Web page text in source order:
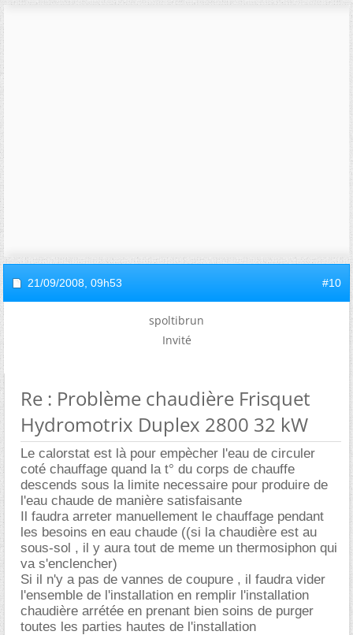
21/09/2008, 09h53 #10
spoltibrun
Invité
Re : Problème chaudière Frisquet
Hydromotrix Duplex 2800 32 kW
Le calorstat est là pour empècher l'eau de circuler
coté chauffage quand la t° du corps de chauffe
descends sous la limite necessaire pour produire de
l'eau chaude de manière satisfaisante
Il faudra arreter manuellement le chauffage pendant
les besoins en eau chaude ((si la chaudière est au
sous-sol , il y aura tout de meme un thermosiphon qui
va s'enclencher)
Si il n'y a pas de vannes de coupure , il faudra vider
l'ensemble de l'installation en remplir l'installation
chaudière arrétée en prenant bien soins de purger
toutes les parties hautes de l'installation